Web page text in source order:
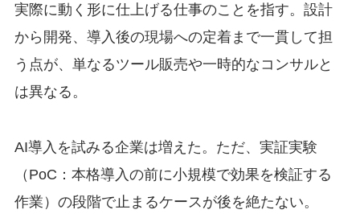
実際に動く形に仕上げる仕事のことを指す。設計
から開発、導入後の現場への定着まで一貫して担
う点が、単なるツール販売や一時的なコンサルと
は異なる。
AI導入を試みる企業は増えた。ただ、実証実験
（PoC：本格導入の前に小規模で効果を検証する
作業）の段階で止まるケースが後を絶たない。